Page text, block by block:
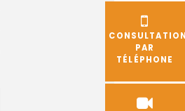
PAR
TÉLÉPHONE